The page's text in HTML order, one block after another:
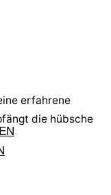
erfahrene
die hübsche